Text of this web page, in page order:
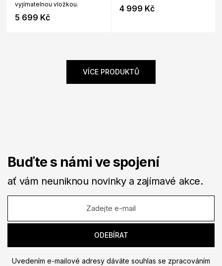
vyjímatelnou vložkou.
5 699 Kč
4 999 Kč
VÍCE PRODUKTŮ
Buďte s námi ve spojení
ať vám neuniknou novinky a zajímavé akce.
Uvedením e-mailové adresy dáváte souhlas se zpracováním